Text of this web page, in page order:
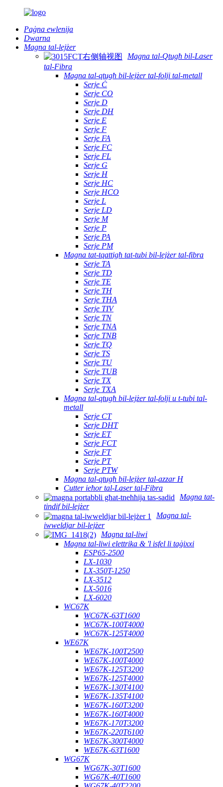
Paġna ewlenija
Dwarna
Magna tal-lejżer
Magna tal-Qtugħ bil-Laser
tal-Fibra
Magna tal-qtugħ bil-lejżer tal-folji tal-metall
Serje Ċ
Serje CO
Serje D
Serje DH
Serje E
Serje F
Serje FA
Serje FC
Serje FL
Serje G
Serje H
Serje HC
Serje HCO
Serje L
Serje LD
Serje M
Serje P
Serje PA
Serje PM
Magna tat-tqattigħ tat-tubi bil-lejżer tal-fibra
Serje TA
Serje TD
Serje TE
Serje TH
Serje THA
Serje TIV
Serje TN
Serje TNA
Serje TNB
Serje TQ
Serje TS
Serje TU
Serje TUB
Serje TX
Serje TXA
Magna tal-qtugħ bil-lejżer tal-folji u t-tubi tal-
metall
Serje CT
Serje DHT
Serje ET
Serje FCT
Serje FT
Serje PT
Serje PTW
Magna tal-qtugħ bil-lejżer tal-azzar H
Cutter ieħor tal-Laser tal-Fibra
Magna tat-
tindif bil-lejżer
Magna tal-
iwweldjar bil-lejżer
Magna tal-liwi
Magna tal-liwi elettrika & 'l isfel li taġixxi
ESP65-2500
LX-1030
LX-350T-1250
LX-3512
LX-5016
LX-6020
WC67K
WC67K-63T1600
WC67K-100T4000
WC67K-125T4000
WE67K
WE67K-100T2500
WE67K-100T4000
WE67K-125T3200
WE67K-125T4000
WE67K-130T4100
WE67K-135T4100
WE67K-160T3200
WE67K-160T4000
WE67K-170T3200
WE67K-220T6100
WE67K-300T4000
WE67K-63T1600
WG67K
WG67K-30T1600
WG67K-40T1600